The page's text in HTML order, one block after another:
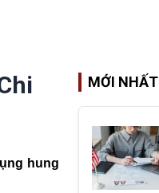
hung
MỚI NHẤT